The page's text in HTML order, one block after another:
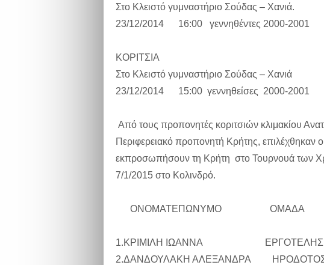
Στο Κλειστό γυμναστήριο Σούδας – Χανιά.
23/12/2014 16:00 γεννηθέντες 2000-2001
ΚΟΡΙΤΣΙΑ
Στο Κλειστό γυμναστήριο Σούδας – Χανιά
23/12/2014 15:00 γεννηθείσες 2000-2001
Από τους προπονητές κοριτσιών κλιμακίου
Περιφερειακό προπονητή Κρήτης, επιλέχθηκαν
εκπροσωπήσουν τη Κρήτη στο Τουρνουά των
7/1/2015 στο Κολινδρό.
ΟΝΟΜΑΤΕΠΩΝΥΜΟ ΟΜΑΔΑ
1.ΚΡΙΜΙΛΗ ΙΩΑΝΝΑ
2.ΔΑΝΔΟΥΛΑΚΗ ΑΛΕΞΑΝΔΡΑ